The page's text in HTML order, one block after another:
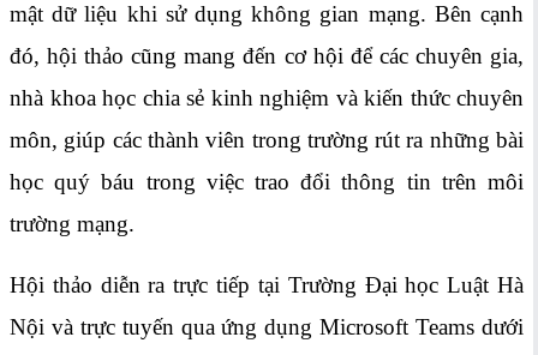
mật dữ liệu khi sử dụng không gian mạng. Bên cạnh
đó, hội thảo cũng mang đến cơ hội để các chuyên gia,
nhà khoa học chia sẻ kinh nghiệm và kiến thức chuyên
môn, giúp các thành viên trong trường rút ra những bài
học quý báu trong việc trao đổi thông tin trên môi
trường mạng.
Hội thảo diễn ra trực tiếp tại Trường Đại học Luật Hà
Nội và trực tuyến qua ứng dụng Microsoft Teams dưới